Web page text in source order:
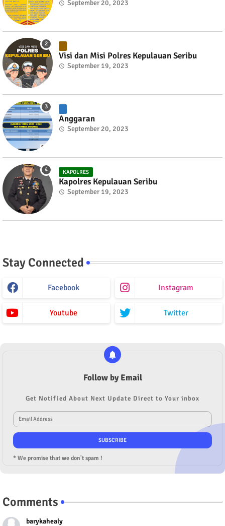
September 20, 2023
Visi dan Misi Polres Kepulauan Seribu
September 19, 2023
Anggaran
September 20, 2023
KAPOLRES
Kapolres Kepulauan Seribu
September 19, 2023
Stay Connected
Facebook Instagram
Youtube Twitter
Follow by Email
Get Notified About Next Update Direct to Your inbox
* We promise that we don't spam !
Comments
barykahealy